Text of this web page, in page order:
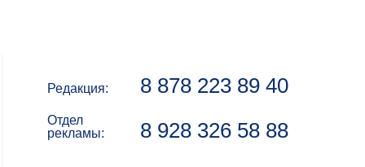
Редакция: 8 878 223 89 40
Отдел
рекламы:
8 928 326 58 88